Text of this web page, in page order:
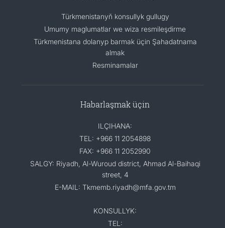
Türkmenistanyň konsullyk gullugy
Umumy maglumatlar we wiza resmileşdirme
Türkmenistana dolanyp barmak üçin Şahadatnama
almak
Resminamalar
Habarlaşmak üçin
ILÇIHANA:
TEL: +966 11 2054898
FAX: +966 11 2052990
SALGY: Riyadh, Al-Wuroud district, Ahmad Al-Baihaqi
street, 4
E-MAIL: Tkmemb.riyadh@mfa.gov.tm
KONSULLYK:
TEL: